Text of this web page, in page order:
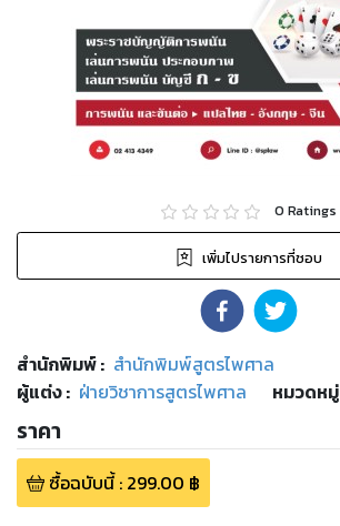
0 Ratings
เพิ่มไปรายการที่ชอบ
สำนักพิมพ์: สำนักพิมพ์สูตรไพศาล
ผู้แต่ง : ฝ่ายวิชาการสูตรไพศาล หมวดหมู่
ราคา
ซื้อฉบับนี้: 299.00 ฿